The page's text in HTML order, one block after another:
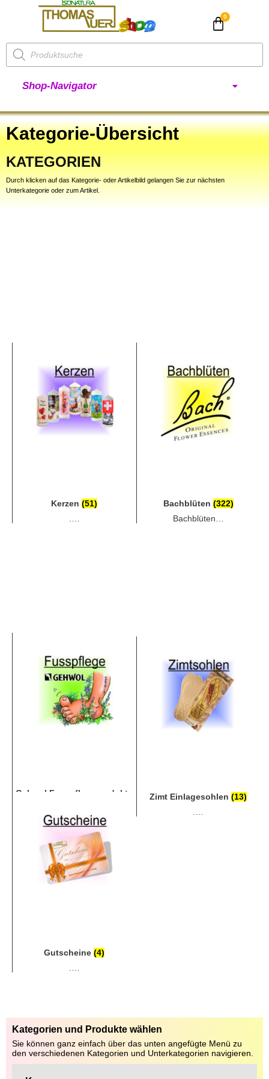
Shop-Navigator
Kategorie-Übersicht
KATEGORIEN
Durch klicken auf das Kategorie- oder Artikelbild gelangen Sie zur nächsten
Unterkategorie oder zum Artikel.
Kerzen(51)
Bachblüten (322)
Bachblüten…
Gehwol Fusspflegeprodukte
.…
Zimt Einlagesohlen(13)
.…
Gutscheine(4)
Kategorien und Produkte wählen
Sie können ganz einfach über das unten angefügte Menü zu
den verschiedenen Kategorien und Unterkategorien navigieren.